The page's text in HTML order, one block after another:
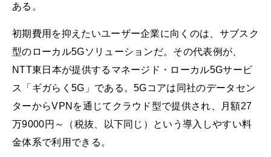
ある。
初期費用を抑えたいユーザー企業に向くのは、サブスク
型のローカル5Gソリューションだ。その代表例が、
NTT東日本が提供するマネージド・ローカル5Gサービ
ス「ギガらく5G」である。5Gコアは同社のデータセン
ターからVPNを通じてクラウド型で提供され、月額27
万9000円～（税抜、以下同じ）という導入しやすい料
金体系で利用できる。